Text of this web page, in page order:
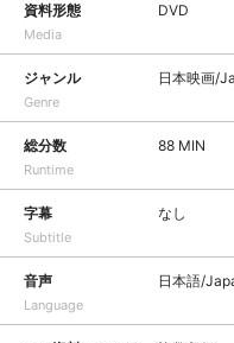
資料形態
Media
DVD
ジャンル
Genre
日本映画/
総分数
Runtime
88 MIN
字幕
Subtitle
なし
音声
Language
日本語/